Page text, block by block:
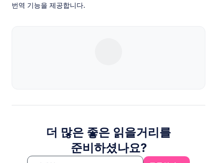
번역 기능을 제공합니다.
더 많은 좋은 읽을거리를
준비하셨나요?